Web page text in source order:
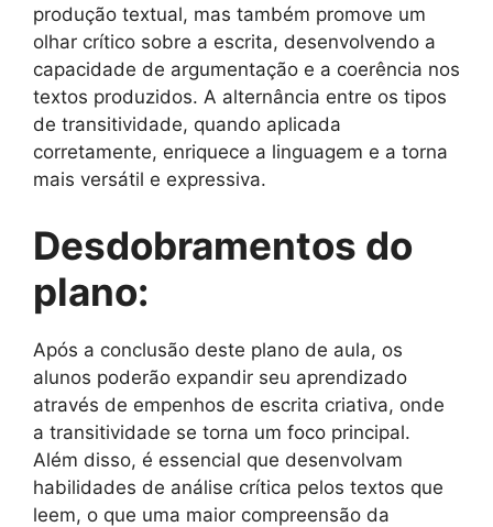
produção textual, mas também promove um
olhar crítico sobre a escrita, desenvolvendo a
capacidade de argumentação e a coerência nos
textos produzidos. A alternância entre os tipos
de transitividade, quando aplicada
corretamente, enriquece a linguagem e a torna
mais versátil e expressiva.
Desdobramentos do
plano:
Após a conclusão deste plano de aula, os
alunos poderão expandir seu aprendizado
através de empenhos de escrita criativa, onde
a transitividade se torna um foco principal.
Além disso, é essencial que desenvolvam
habilidades de análise crítica pelos textos que
leem, o que uma maior compreensão da